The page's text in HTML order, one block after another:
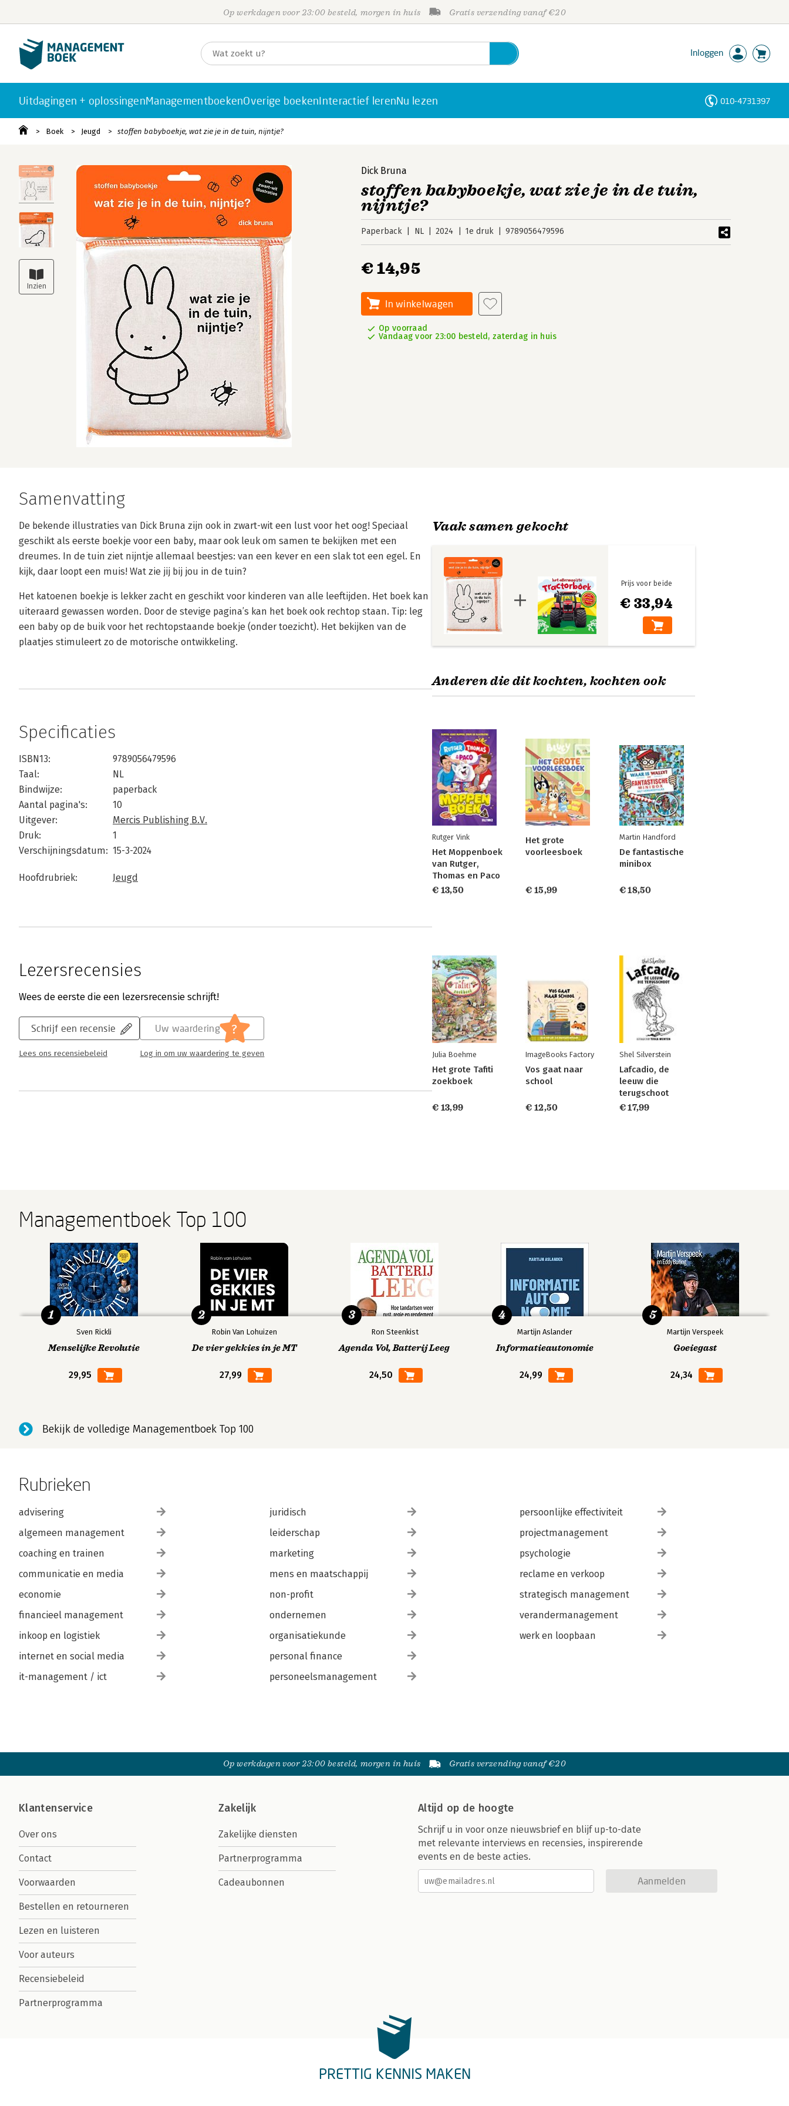
Op werkdagen voor 23:00 besteld, morgen in huis Gratis verzending vanaf €20
Inloggen
Uitdagingen + oplossingenManagementboekenOverige boekenInteractief lerenNu lezen 010-4731397
Boek Jeugd stoffen babyboekje, wat zie je in de tuin, nijntje?
Dick Bruna
stoffen babyboekje, wat zie je in de tuin,
nijntje?
Paperback NL 2024 1e druk 9789056479596
€ 14,95
In winkelwagen
Op voorraad
Vandaag voor 23:00 besteld, zaterdag in huis
Samenvatting
De bekende illustraties van Dick Bruna zijn ook in zwart-wit een lust voor het oog! Speciaal
geschikt als eerste boekje voor een baby, maar ook leuk om samen te bekijken met een
dreumes. In de tuin ziet nijntje allemaal beestjes: van een kever en een slak tot een egel. En
kijk, daar loopt een muis! Wat zie jij bij jou in de tuin?
Het katoenen boekje is lekker zacht en geschikt voor kinderen van alle leeftijden. Het boek kan
uiteraard gewassen worden. Door de stevige pagina’s kan het boek ook rechtop staan. Tip: leg
een baby op de buik voor het rechtopstaande boekje (onder toezicht). Het bekijken van de
plaatjes stimuleert zo de motorische ontwikkeling.
Specificaties
ISBN13:
9789056479596
Taal:
NL
Bindwijze:
paperback
Aantal pagina's:
10
Uitgever:
Mercis Publishing B.V.
Druk:
1
Verschijningsdatum: 15-3-2024
Hoofdrubriek: Jeugd
Lezersrecensies
Wees de eerste die een lezersrecensie schrijft!
Schrijf een recensie
Lees ons recensiebeleid
Uw waardering ?
Log in om uw waardering te geven
Vaak samen gekocht
€ 33,94
Prijs voor beide
Anderen die dit kochten, kochten ook
Rutger Vink
Het Moppenboek
van Rutger,
Thomas en Paco
€ 13,50
Het grote
voorleesboek
€ 15,99
Martin Handford
De fantastische
minibox
€ 18,50
Julia Boehme
Het grote Tafiti
zoekboek
€ 13,99
ImageBooks Factory
Vos gaat naar
school
€ 12,50
Shel Silverstein
Lafcadio, de
leeuw die
terugschoot
€ 17,99
Managementboek Top 100
Sven Rickli
Menselijke Revolutie
29,95
1
Robin Van Lohuizen
De vier gekkies in je MT
27,99
2
Ron Steenkist
Agenda Vol, Batterij Leeg
24,50
3
Martijn Aslander
Informatieautonomie
24,99
4
Martijn Verspeek
Goeiegast
24,34
5
Bekijk de volledige Managementboek Top 100
Rubrieken
advisering
algemeen management
coaching en trainen
communicatie en media
economie
financieel management
inkoop en logistiek
internet en social media
it-management / ict
juridisch
leiderschap
marketing
mens en maatschappij
non-profit
ondernemen
organisatiekunde
personal finance
personeelsmanagement
persoonlijke effectiviteit
projectmanagement
psychologie
reclame en verkoop
strategisch management
verandermanagement
werk en loopbaan
Op werkdagen voor 23:00 besteld, morgen in huis Gratis verzending vanaf €20
Klantenservice
Over ons
Contact
Voorwaarden
Bestellen en retourneren
Lezen en luisteren
Voor auteurs
Recensiebeleid
Partnerprogramma
Zakelijk
Zakelijke diensten
Partnerprogramma
Cadeaubonnen
Altijd op de hoogte
Schrijf u in voor onze nieuwsbrief en blijf up-to-date
met relevante interviews en recensies, inspirerende
events en de beste acties.
Aanmelden
PRETTIG KENNIS MAKEN
Personen